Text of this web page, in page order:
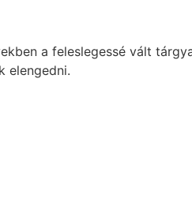
a feleslegessé vált
elengedni.